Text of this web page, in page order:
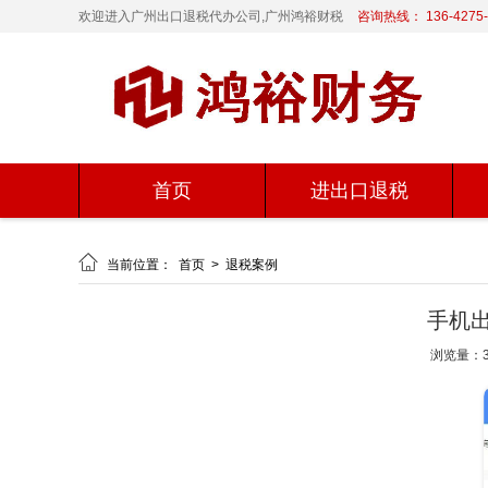
欢迎进入广州出口退税代办公司,广州鸿裕财税 咨询热线： 136-
首页 进出口退税
 当前位置： 首页 > 退税案例
手机
浏览量：